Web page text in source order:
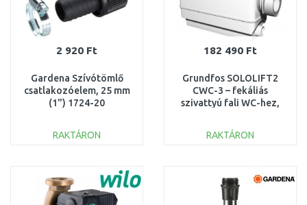
2 920 Ft
Gardena Szívótömlő
csatlakozóelem, 25 mm
(1") 1724-20
RAKTÁRON
Összehasonlítás
182 490 Ft
Grundfos SOLOLIFT2
CWC-3 – fekáliás
szivattyú fali WC-hez,
97775316
RAKTÁRON
Összehasonlítás